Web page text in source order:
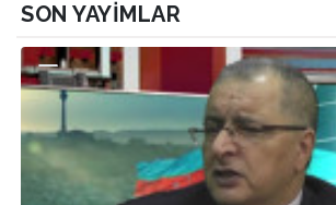
SON YAYIMLAR